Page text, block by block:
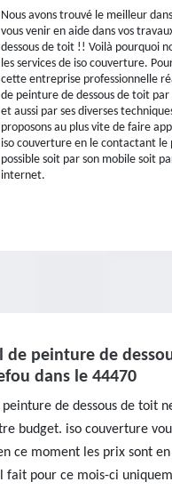
Nous avons trouvé le meilleur
vous venir en aide dans vos
dessous de toit !! Voilà pourquoi
les services de iso couverture.
cette entreprise professionnelle
de peinture de dessous de toit par
et aussi par ses diverses
proposons au plus vite de faire
iso couverture en le contactant le
possible soit par son mobile soit
internet.
de peinture de
dans le 44470
de dessous de toit
budget. iso couverture
ce moment les prix sont
fait pour ce mois-ci